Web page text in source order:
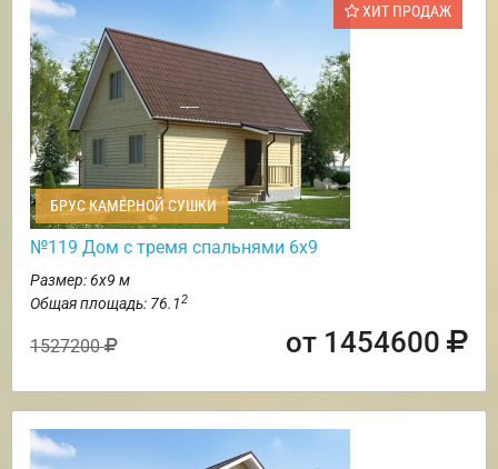
ХИТ ПРОДАЖ
БРУС КАМЕРНОЙ СУШКИ
№119 Дом с тремя спальнями 6х9
Размер: 6х9 м
Общая площадь: 76.12
1527200 от 1454600